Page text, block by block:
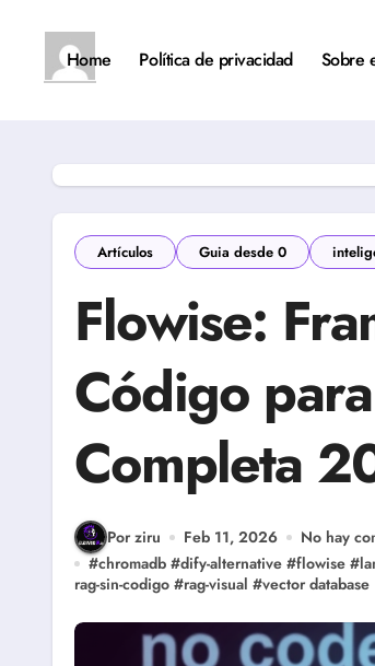
contenidoHome Política de privacidad Sobre
Artículos Guia desde 0
Flowise:
Código
Completa
Por ziru Feb 11, 2026
No hay
#chromadb #dify-alternative #flowise #
rag-sin-codigo #rag-visual #vector database